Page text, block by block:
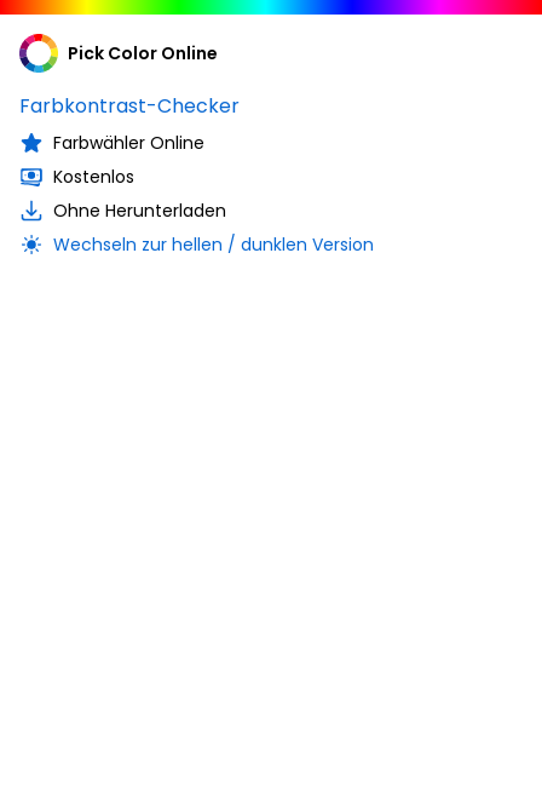
Pick Color Online
Farbkontrast-Checker
Farbwähler Online
Kostenlos
Ohne Herunterladen
Wechseln zur hellen / dunklen Version